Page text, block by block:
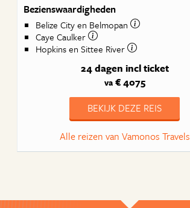
Bezienswaardigheden
Belize City en Belmopan
Caye Caulker
Hopkins en Sittee River
24 dagen incl ticket
va€ 4075
BEKIJK DEZE REIS
Alle reizen van Vamonos Travels